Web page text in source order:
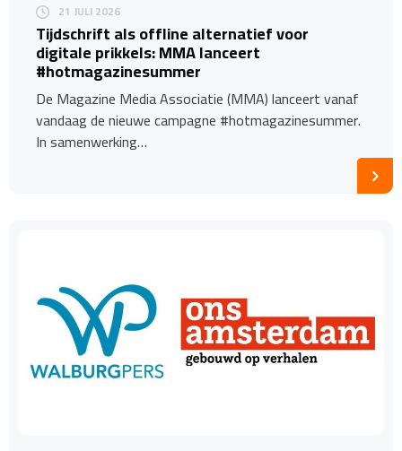
21 JULI 2026
Tijdschrift als offline alternatief voor
digitale prikkels: MMA lanceert
#hotmagazinesummer
De Magazine Media Associatie (MMA) lanceert vanaf
vandaag de nieuwe campagne #hotmagazinesummer.
In samenwerking…